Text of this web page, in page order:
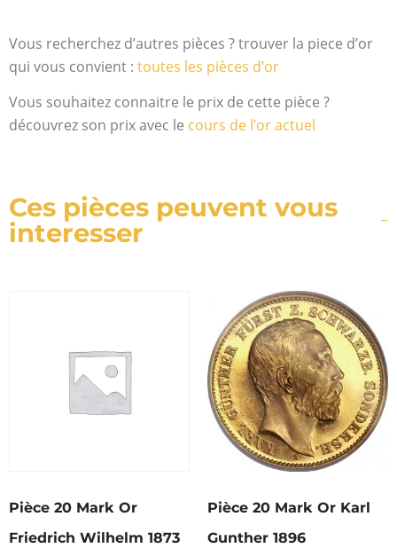
Vous recherchez d’autres pièces ? trouver la piece d’or
qui vous convient : toutes les pièces d’or
Vous souhaitez connaitre le prix de cette pièce ?
découvrez son prix avec le cours de l’or actuel
Ces pièces peuvent vous
interesser
Pièce 20 Mark Or
Friedrich Wilhelm 1873
Pièce 20 Mark Or Karl
Gunther 1896